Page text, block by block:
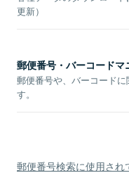
更新）
郵便番号・バーコードマ
郵便番号や、バーコード
す。
郵便番号検索に使用され